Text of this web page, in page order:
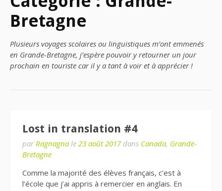
Bretagne
Plusieurs voyages scolaires ou linguistiques m’ont emmenés
en Grande-Bretagne, j’espère pouvoir y retourner un jour
prochain en touriste car il y a tant à voir et à apprécier !
Lost in translation #4
par Ragnagna le 23 août 2017dans Canada, Grande-
Bretagne
Comme la majorité des élèves français, c’est à
l’école que j’ai appris à remercier en anglais. En